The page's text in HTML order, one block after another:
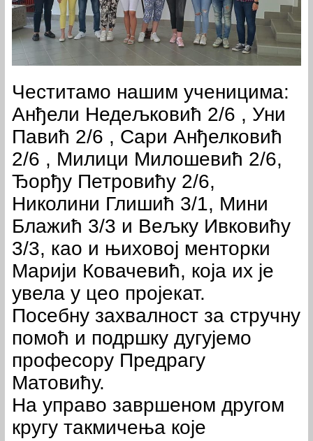
Честитамо нашим ученицима:
Анђели Недељковић 2/6 , Уни
Павић 2/6 , Сари Анђелковић
2/6 , Милици Милошевић 2/6,
Ђорђу Петровићу 2/6,
Николини Глишић 3/1, Мини
Блажић 3/3 и Вељку Ивковићу
3/3, као и њиховој менторки
Марији Ковачевић, која их је
увела у цео пројекат.
Посебну захвалност за стручну
помоћ и подршку дугујемо
професору Предрагу
Матовићу.
На управо завршеном другом
кругу такмичења које